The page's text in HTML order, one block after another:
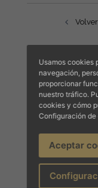
Usamos cookies
navegación,
proporcionar
nuestro tráfico.
cookies y cómo
Configuración
Aceptar